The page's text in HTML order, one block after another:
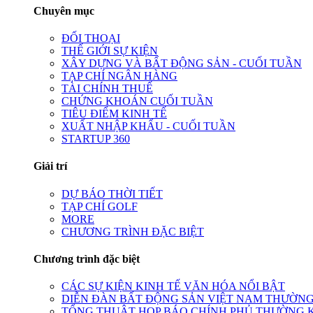
Chuyên mục
ĐỐI THOẠI
THẾ GIỚI SỰ KIỆN
XÂY DỰNG VÀ BẤT ĐỘNG SẢN - CUỐI TUẦN
TẠP CHÍ NGÂN HÀNG
TÀI CHÍNH THUẾ
CHỨNG KHOÁN CUỐI TUẦN
TIÊU ĐIỂM KINH TẾ
XUẤT NHẬP KHẨU - CUỐI TUẦN
STARTUP 360
Giải trí
DỰ BÁO THỜI TIẾT
TẠP CHÍ GOLF
MORE
CHƯƠNG TRÌNH ĐẶC BIỆT
Chương trình đặc biệt
CÁC SỰ KIỆN KINH TẾ VĂN HÓA NỔI BẬT
DIỄN ĐÀN BẤT ĐỘNG SẢN VIỆT NAM